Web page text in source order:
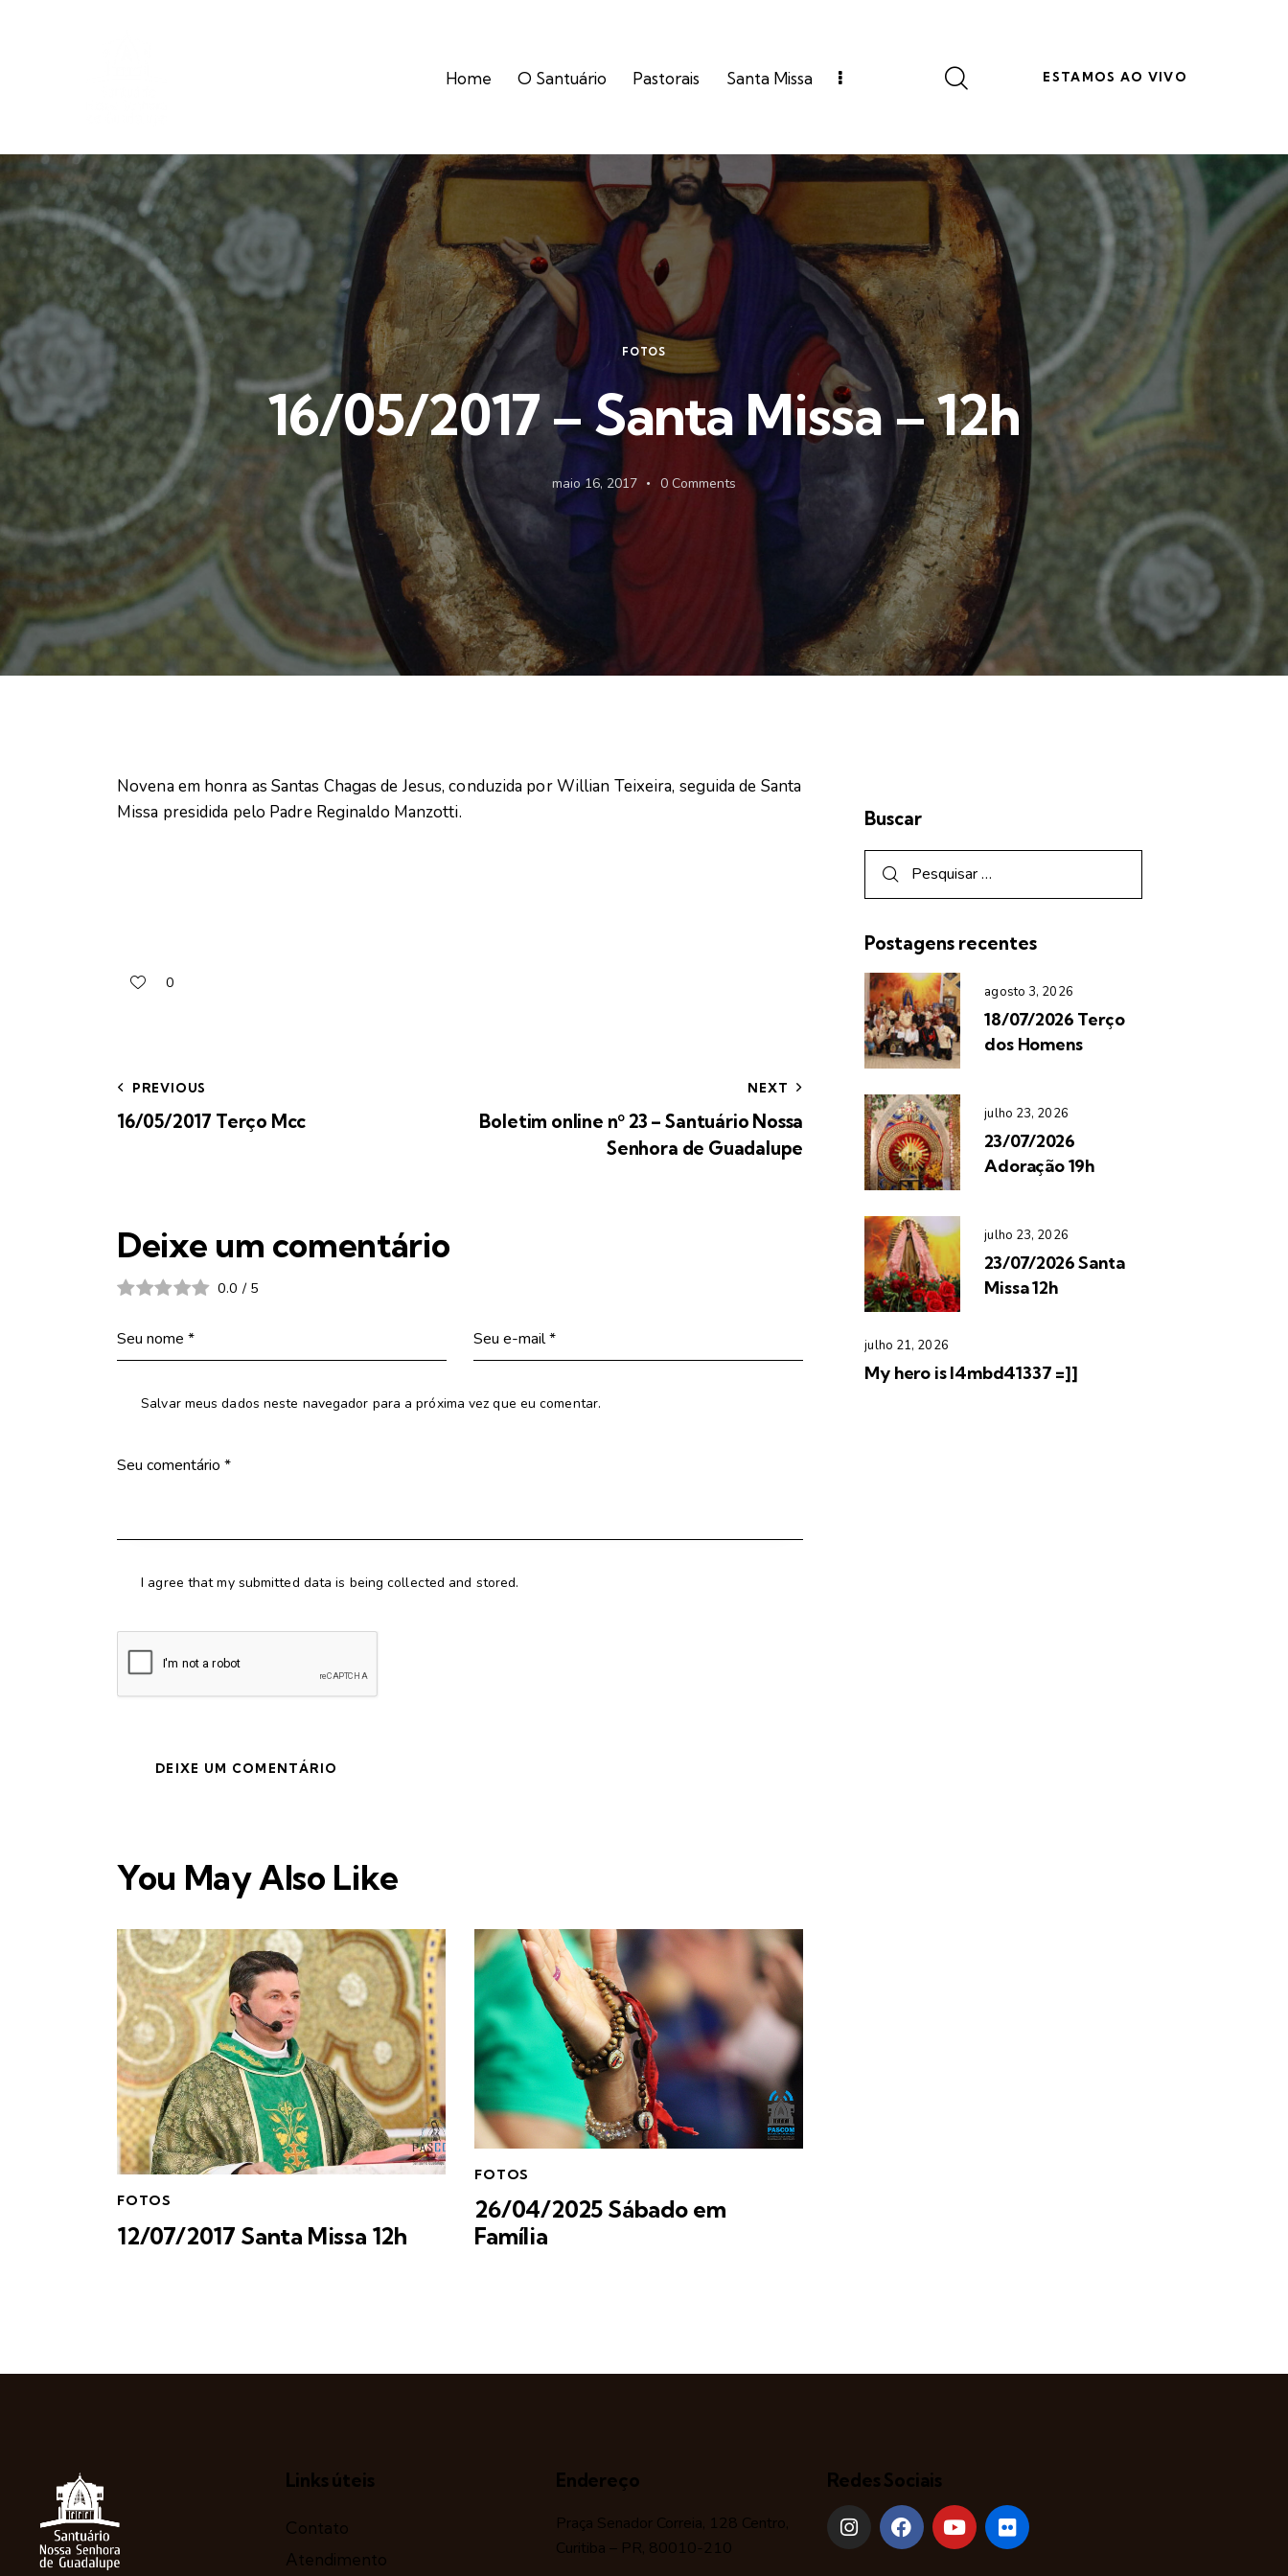
Home O Santuário Pastorais Santa Missa ESTAMOS AO VIVO
FOTOS
16/05/2017 – Santa Missa – 12h
maio 16, 2017 0 Comments
Novena em honra as Santas Chagas de Jesus, conduzida por Willian Teixeira, seguida de Santa
Missa presidida pelo Padre Reginaldo Manzotti.
0
PREVIOUS
16/05/2017 Terço Mcc
NEXT
Boletim online nº 23 – Santuário Nossa
Senhora de Guadalupe
Deixe um comentário
0.0 / 5
Salvar meus dados neste navegador para a próxima vez que eu comentar.
I agree that my submitted data is being collected and stored.
You May Also Like
FOTOS
12/07/2017 Santa Missa 12h
FOTOS
26/04/2025 Sábado em
Família
Buscar
Postagens recentes
agosto 3, 2026
18/07/2026 Terço
dos Homens
julho 23, 2026
23/07/2026
Adoração 19h
julho 23, 2026
23/07/2026 Santa
Missa 12h
julho 21, 2026
My hero is l4mbd41337 =]]
Links úteis
Contato
Atendimento
Endereço
Praça Senador Correia, 128 Centro,
Curitiba – PR, 80010-210
Redes Sociais